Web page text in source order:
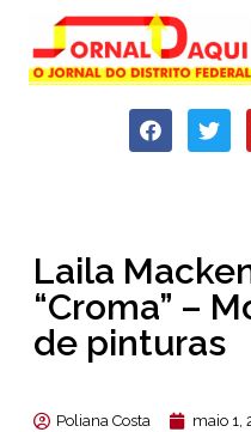
Laila
“Croma” –
de pinturas
Poliana Costa maio 1,